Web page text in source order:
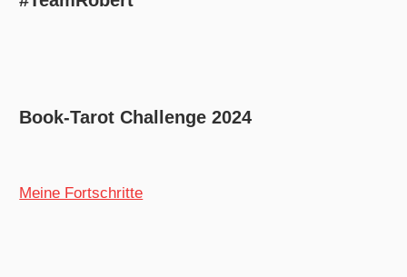
Book-Tarot Challenge 2024
Meine Fortschritte